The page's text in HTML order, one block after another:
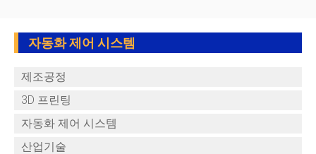
자동화 제어 시스템
제조공정
3D 프린팅
자동화 제어 시스템
산업기술